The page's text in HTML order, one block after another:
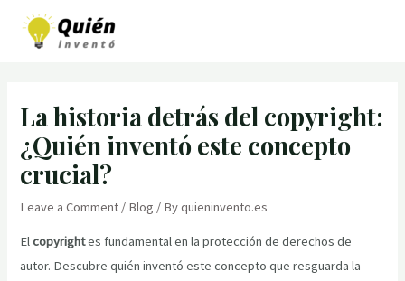
La historia detrás del copyright:
¿Quién inventó este concepto
crucial?
Leave a Comment / Blog / Byquieninvento.es
Elcopyrightes fundamental en la protección de derechos de
autor. Descubre quién inventó este concepto que resguarda la